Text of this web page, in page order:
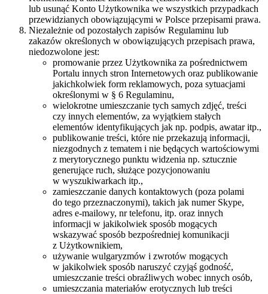
lub usunąć Konto Użytkownika we wszystkich przypadkach
przewidzianych obowiązującymi w Polsce przepisami prawa.
Niezależnie od pozostałych zapisów Regulaminu lub
zakazów określonych w obowiązujących przepisach prawa,
niedozwolone jest:
promowanie przez Użytkownika za pośrednictwem
Portalu innych stron Internetowych oraz publikowanie
jakichkolwiek form reklamowych, poza sytuacjami
określonymi w § 6 Regulaminu,
wielokrotne umieszczanie tych samych zdjęć, treści
czy innych elementów, za wyjątkiem stałych
elementów identyfikujących jak np. podpis, awatar itp.,
publikowanie treści, które nie przekazują informacji,
niezgodnych z tematem i nie będących wartościowymi
z merytorycznego punktu widzenia np. sztucznie
generujące ruch, służące pozycjonowaniu
w wyszukiwarkach itp.,
zamieszczanie danych kontaktowych (poza polami
do tego przeznaczonymi), takich jak numer Skype,
adres e-mailowy, nr telefonu, itp. oraz innych
informacji w jakikolwiek sposób mogących
wskazywać sposób bezpośredniej komunikacji
z Użytkownikiem,
używanie wulgaryzmów i zwrotów mogących
w jakikolwiek sposób naruszyć czyjąś godność,
umieszczanie treści obraźliwych wobec innych osób,
umieszczania materiałów erotycznych lub treści